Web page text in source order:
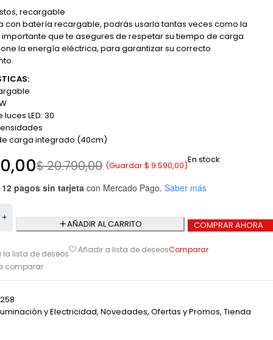
recargable
con batería recargable, podrás usarla tantas veces como la
importante que te asegures de respetar su tiempo de carga
la energía eléctrica, para garantizar su correcto
LED: 30
carga integrado (40cm)
$20.790,00 (Guardar$ 9.590,00)
En stock
12 pagos sin tarjeta con Mercado Pago. Saber más
AÑADIR AL CARRITO COMPRAR AHORA
la lista de deseos Añadir a lista de deseosComparar
comparar
y Electricidad, Novedades, Ofertas y Promos, Tienda